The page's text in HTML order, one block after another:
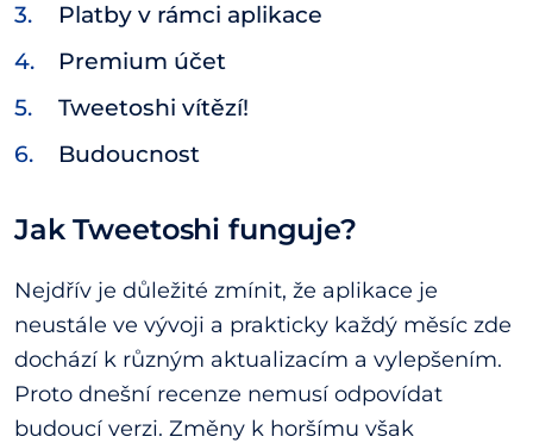
Platby v rámci aplikace
Premium účet
Tweetoshi vítězí!
Budoucnost
Jak Tweetoshi funguje?
Nejdřív je důležité zmínit, že aplikace je
neustále ve vývoji a prakticky každý měsíc zde
dochází k různým aktualizacím a vylepšením.
Proto dnešní recenze nemusí odpovídat
budoucí verzi. Změny k horšímu však